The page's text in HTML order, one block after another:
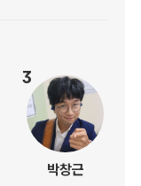
3
박창근